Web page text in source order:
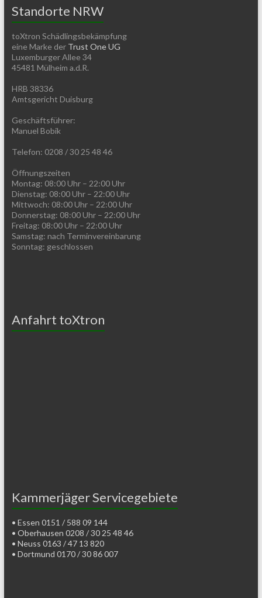
Standorte NRW
toXtron Schädlingsbekämpfung
eine Marke der Trust One UG
Luxemburger Allee 34
45481 Mülheim a.d.R.
HRB 38336
Amtsgericht Duisburg
Geschäftsführer:
Manuel Bobik
Telefon: 0208 / 30 25 48 46
Öffnungszeiten
Montag: 08:00 Uhr – 22:00 Uhr
Dienstag: 08:00 Uhr – 22:00 Uhr
Mittwoch: 08:00 Uhr – 22:00 Uhr
Donnerstag: 08:00 Uhr – 22:00 Uhr
Freitag: 08:00 Uhr – 22:00 Uhr
Samstag: nach Terminvereinbarung
Sonntag: geschlossen
Anfahrt toXtron
Kammerjäger Servicegebiete
• Essen 0151 / 588 09 144
• Oberhausen 0208 / 30 25 48 46
• Neuss 0163 / 47 13 820
• Dortmund 0170 / 30 86 007